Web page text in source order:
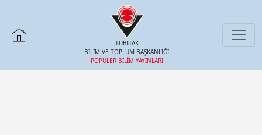
TÜBİTAK
BİLİM VE TOPLUM BAŞKANLIĞI
POPÜLER BİLİM YAYINLARI